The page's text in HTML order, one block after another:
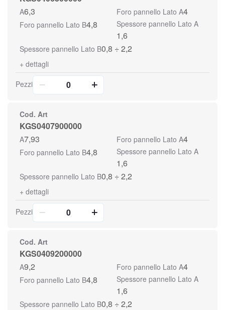
A6,3 Foro pannello Lato A4
Foro pannello Lato B4,8 Spessore pannello Lato A
1,6
Spessore pannello Lato B0,8 ÷ 2,2
+ dettagli
Pezzi
Cod. Art
KGS0407900000
A7,93 Foro pannello Lato A4
Foro pannello Lato B4,8 Spessore pannello Lato A
1,6
Spessore pannello Lato B0,8 ÷ 2,2
+ dettagli
Pezzi
Cod. Art
KGS0409200000
A9,2 Foro pannello Lato A4
Foro pannello Lato B4,8 Spessore pannello Lato A
1,6
Spessore pannello Lato B0,8 ÷ 2,2